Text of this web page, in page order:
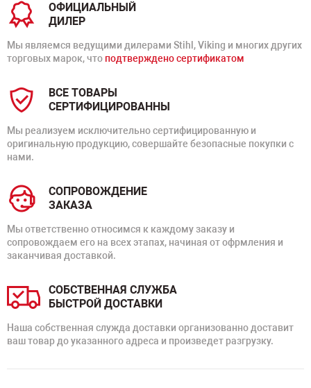
ОФИЦИАЛЬНЫЙ
ДИЛЕР
Мы являемся ведущими дилерами Stihl, Viking и многих других
торговых марок, что подтверждено сертификатом
ВСЕ ТОВАРЫ
СЕРТИФИЦИРОВАННЫ
Мы реализуем исключительно сертифицированную и
оригинальную продукцию, совершайте безопасные покупки с
нами.
СОПРОВОЖДЕНИЕ
ЗАКАЗА
Мы ответственно относимся к каждому заказу и
сопровождаем его на всех этапах, начиная от офрмления и
заканчивая доставкой.
СОБСТВЕННАЯ СЛУЖБА
БЫСТРОЙ ДОСТАВКИ
Наша собственная служда доставки организованно доставит
ваш товар до указанного адреса и произведет разгрузку.